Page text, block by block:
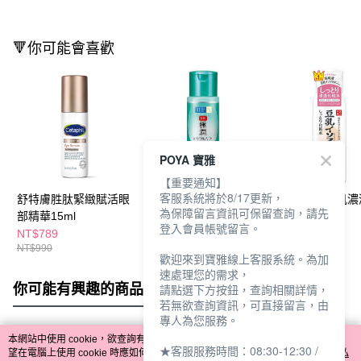
🔻你可能會喜歡
舒特膚胜肽緊緻賦活眼
部精華15ml
NT$789
NT$990
肌研極潤健康化粧水
170ml
NT$480
SANA豆乳美肌
妝水200ml
你可能有興趣的商品 全站排行
熱門標籤
本網站中使用 cookie，欲查詢有關本網站使用 cookie 方式之詳情，及若您不希
望在電腦上使用 cookie 時應如何變更電腦的 cookie 設定，請參閱本網站「
隱私
POYA 寶雅
【重要通知】
客服系統將於8/17更新，
為保障留言資訊可保留查詢，請先
登入會員帳號留言。
歡迎來到寶雅線上客服系統。為加
速處理您的需求，
請點選下方按鈕，查詢相關詳情，
若無欲查詢資訊，可直接留言，由
專人為您服務。
★客服服務時間：08:30-12:30 /